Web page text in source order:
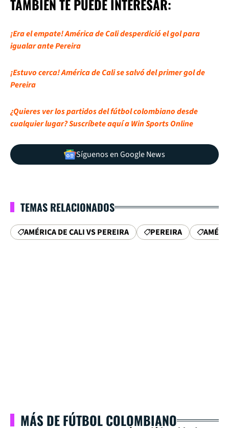
TAMBIÉN TE PUEDE INTERESAR:
¡Era el empate! América de Cali desperdició el gol para
igualar ante Pereira
¡Estuvo cerca! América de Cali se salvó del primer gol de
Pereira
¿Quieres ver los partidos del fútbol colombiano desde
cualquier lugar? Suscríbete aquí a Win Sports Online
Síguenos en Google News
TEMAS RELACIONADOS
AMÉRICA DE CALI VS PEREIRA PEREIRA
MÁS DE FÚTBOL COLOMBIANO